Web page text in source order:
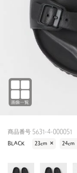
商品番号 5631-4-000051
BLACK 23cm ✕ 24cm